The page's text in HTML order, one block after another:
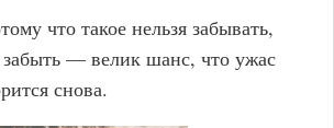
что такое нельзя забывать,
— велик шанс, что ужас
снова.